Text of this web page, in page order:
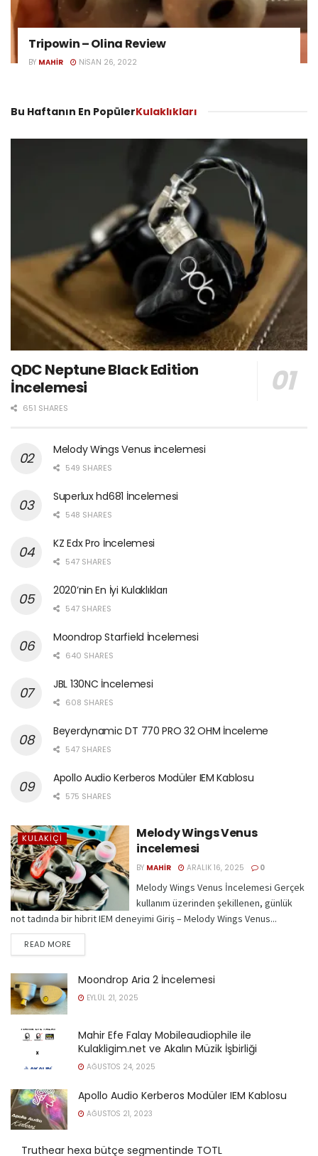
Tripowin – Olina Review
BY MAHIR NISAN 26, 2022
Bu Haftanın En PopülerKulaklıkları
QDC Neptune Black Edition
İncelemesi
651 SHARES
Melody Wings Venus incelemesi
549 SHARES
Superlux hd681 İncelemesi
548 SHARES
KZ Edx Pro İncelemesi
547 SHARES
2020’nin En İyi Kulaklıkları
547 SHARES
Moondrop Starfield İncelemesi
640 SHARES
JBL 130NC İncelemesi
608 SHARES
Beyerdynamic DT 770 PRO 32 OHM İnceleme
547 SHARES
Apollo Audio Kerberos Modüler IEM Kablosu
575 SHARES
KULAKIÇI
Melody Wings Venus
incelemesi
BY MAHIR ARALIK 16, 2025 0
Melody Wings Venus İncelemesi Gerçek
kullanım üzerinden şekillenen, günlük
not tadında bir hibrit IEM deneyimi Giriş – Melody Wings Venus...
READ MORE
Moondrop Aria 2 İncelemesi
EYLÜL 21, 2025
Mahir Efe Falay Mobileaudiophile ile
Kulakligim.net ve Akalın Müzik İşbirliği
AĞUSTOS 24, 2025
Apollo Audio Kerberos Modüler IEM Kablosu
AĞUSTOS 21, 2023
Truthear hexa bütçe segmentinde TOTL